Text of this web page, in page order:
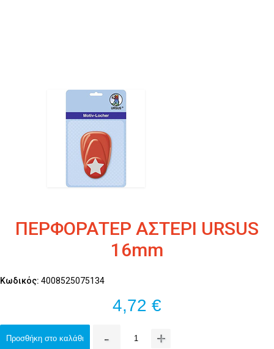
ΠΕΡΦΟΡΑΤΕΡ ΑΣΤΕΡΙ URSUS
16mm
Κωδικός: 4008525075134
4,72 €
Προσθήκη στο καλάθι - +